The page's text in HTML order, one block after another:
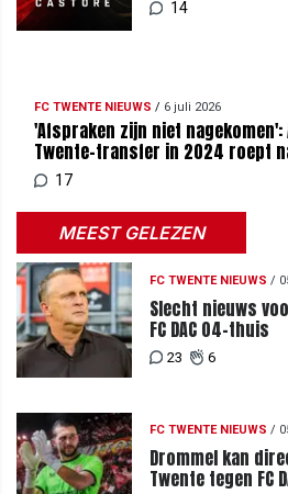
14
FC TWENTE NIEUWS / 6 juli 2026
'Afspraken zijn niet nagekomen':
Twente-transfer in 2024 roept
emoties op bij Weghorst
17
MEEST GELEZEN
FC TWENTE NIEUWS /
Slecht nieuws
FC DAC 04-thuis
23 6
FC TWENTE NIEUWS /
Drommel kan
Twente tegen FC